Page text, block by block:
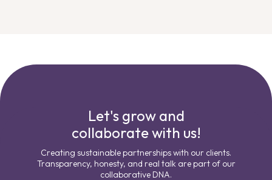
Let's grow and
collaborate with us!
Creating sustainable partnerships with our clients.
Transparency, honesty, and real talk are part of our
collaborative DNA.